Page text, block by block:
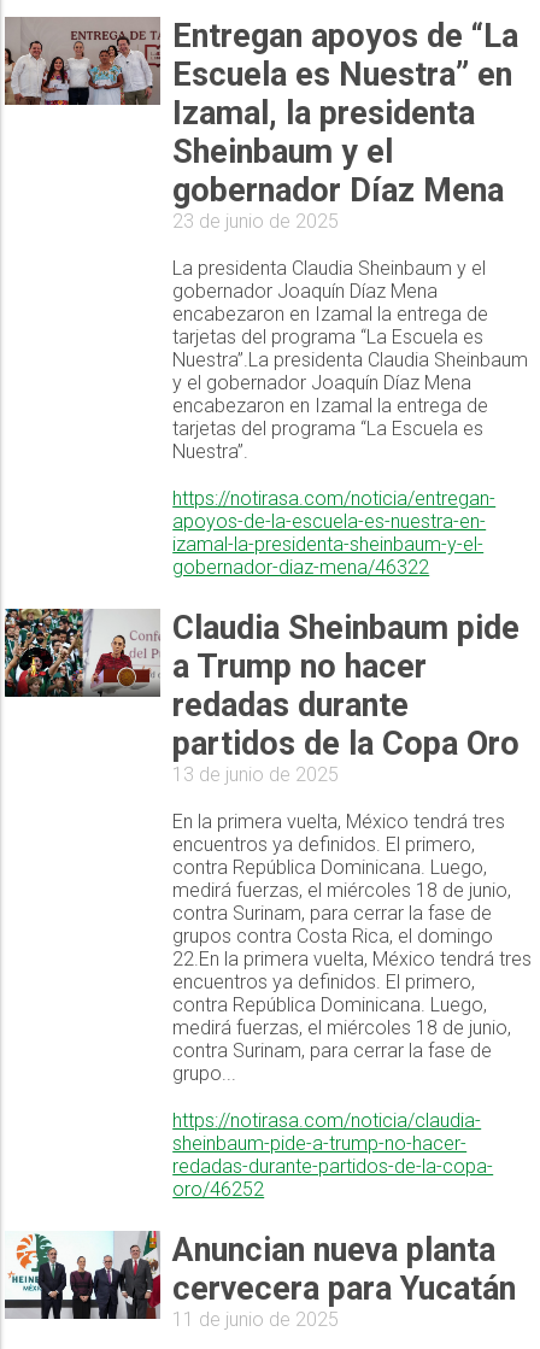
Entregan apoyos de “La
Escuela es Nuestra” en
Izamal, la presidenta
Sheinbaum y el
gobernador Díaz Mena
23 de junio de 2025
La presidenta Claudia Sheinbaum y el
gobernador Joaquín Díaz Mena
encabezaron en Izamal la entrega de
tarjetas del programa “La Escuela es
Nuestra”.La presidenta Claudia Sheinbaum
y el gobernador Joaquín Díaz Mena
encabezaron en Izamal la entrega de
tarjetas del programa “La Escuela es
Nuestra”.
https://notirasa.com/noticia/entregan-
apoyos-de-la-escuela-es-nuestra-en-
izamal-la-presidenta-sheinbaum-y-el-
gobernador-diaz-mena/46322
Claudia Sheinbaum pide
a Trump no hacer
redadas durante
partidos de la Copa Oro
13 de junio de 2025
En la primera vuelta, México tendrá tres
encuentros ya definidos. El primero,
contra República Dominicana. Luego,
medirá fuerzas, el miércoles 18 de junio,
contra Surinam, para cerrar la fase de
grupos contra Costa Rica, el domingo
22.En la primera vuelta, México tendrá tres
encuentros ya definidos. El primero,
contra República Dominicana. Luego,
medirá fuerzas, el miércoles 18 de junio,
contra Surinam, para cerrar la fase de
grupo...
https://notirasa.com/noticia/claudia-
sheinbaum-pide-a-trump-no-hacer-
redadas-durante-partidos-de-la-copa-
oro/46252
Anuncian nueva planta
cervecera para Yucatán
11 de junio de 2025